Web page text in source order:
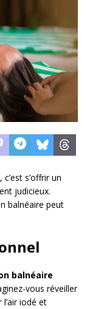
s’offrir un
judicieux.
balnéaire peut
balnéaire
vous réveiller
l’air iodé et